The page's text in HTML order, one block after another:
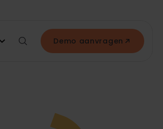
Demo aanvragen